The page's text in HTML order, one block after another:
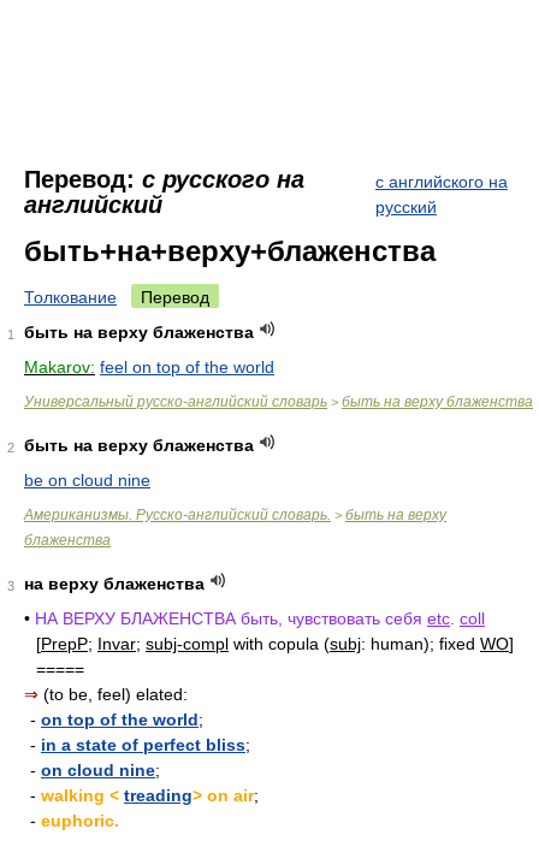
Перевод: с русского на
английский
с английского на
русский
быть+на+верху+блаженства
Толкование Перевод
1
быть на верху блаженства
Makarov: feel on top of the world
Универсальный русско-английский словарь > быть на верху блаженства
2
быть на верху блаженства
be on cloud nine
Американизмы. Русско-английский словарь. > быть на верху
блаженства
3
на верху блаженства
• НА ВЕРХУ БЛАЖЕНСТВА быть, чувствовать себя etc coll
[PrepP; Invar; subj-compl with copula (subj: human); fixed WO]
=====
⇒ (to be, feel) elated:
- on top of the world;
- in a state of perfect bliss;
- on cloud nine;
- walking < treading> on air;
- euphoric.